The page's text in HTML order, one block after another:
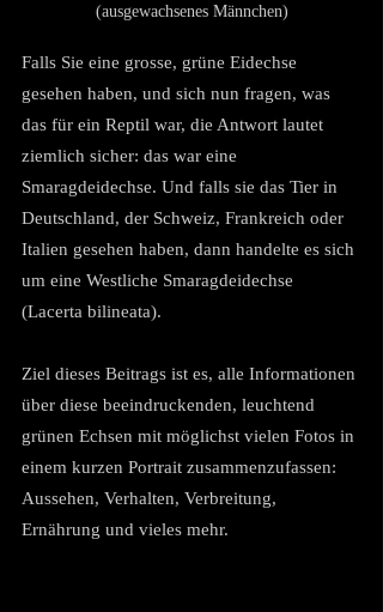
(ausgewachsenes Männchen)
Falls Sie eine grosse, grüne Eidechse
gesehen haben, und sich nun fragen, was
das für ein Reptil war, die Antwort lautet
ziemlich sicher: das war eine
Smaragdeidechse. Und falls sie das Tier in
Deutschland, der Schweiz, Frankreich oder
Italien gesehen haben, dann handelte es sich
um eine Westliche Smaragdeidechse
(Lacerta bilineata).
Ziel dieses Beitrags ist es, alle Informationen
über diese beeindruckenden, leuchtend
grünen Echsen mit möglichst vielen Fotos in
einem kurzen Portrait zusammenzufassen:
Aussehen, Verhalten, Verbreitung,
Ernährung und vieles mehr.